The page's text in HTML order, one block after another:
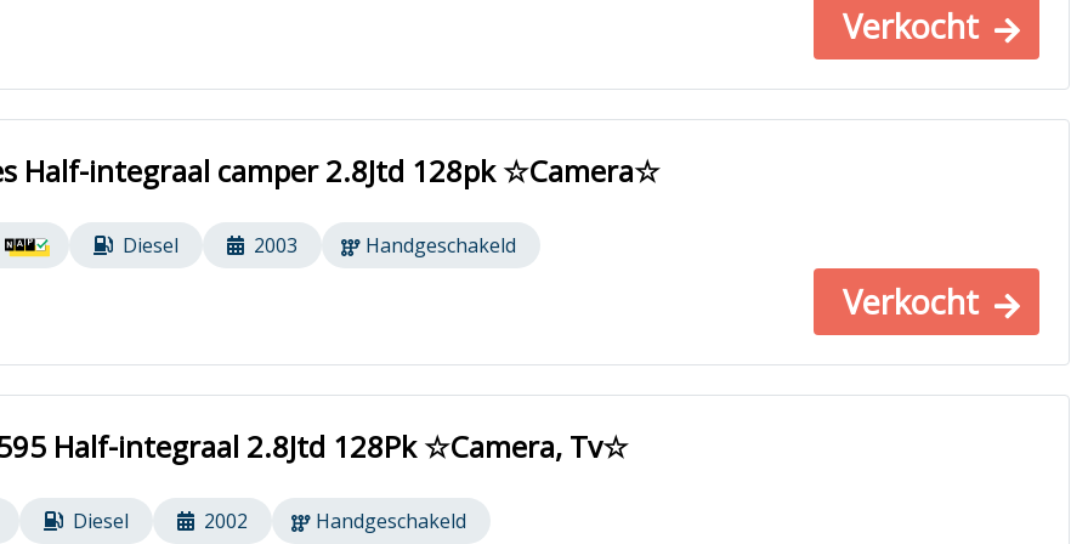
Verkocht
Half-integraal camper 2.8Jtd 128pk ☆Camera☆
Diesel 2003 Handgeschakeld
Verkocht
Half-integraal 2.8Jtd 128Pk ☆Camera, Tv☆
Diesel 2002 Handgeschakeld